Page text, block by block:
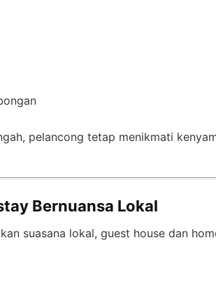
pelancong tetap menikmati
Bernuansa Lokal
suasana lokal, guest house dan